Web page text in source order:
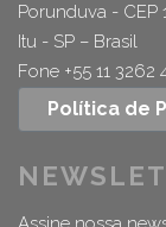
Porunduva - CEP
Itu - SP – Brasil
Fone +55 11 3262
Política de